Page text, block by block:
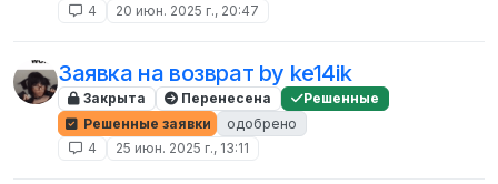
4
20 июн. 2025 г., 20:47
Заявка на возврат by ke14ik
Закрыта Перенесена
Решенные
Решенные заявки
одобрено
4
25 июн. 2025 г., 13:11